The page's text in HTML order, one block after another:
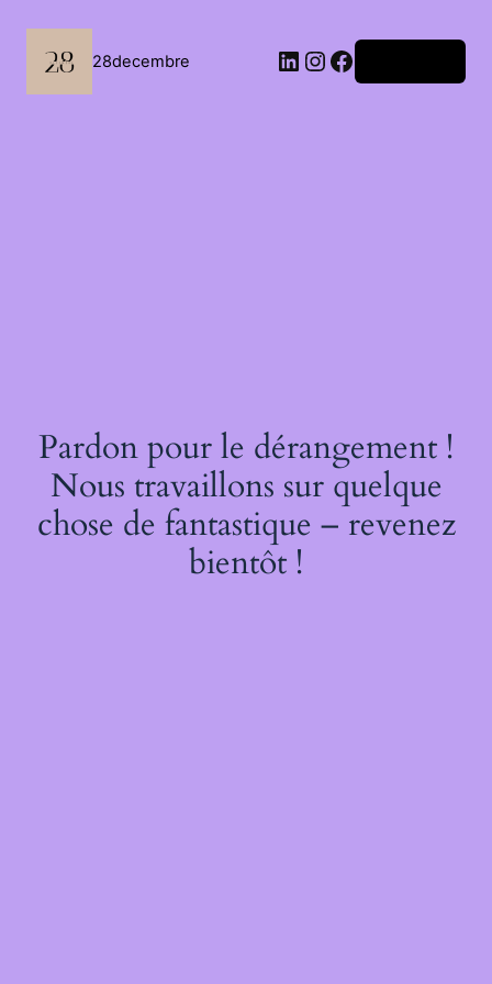
contenu
28decembre LinkedIn
Instagram
Facebook
Pardon pour le dérangement !
Nous travaillons sur quelque
chose de fantastique – revenez
bientôt !